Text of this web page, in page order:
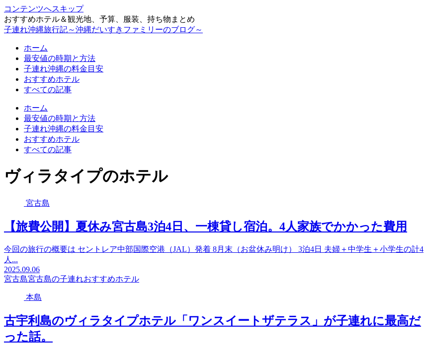
コンテンツへスキップ
おすすめホテル＆観光地、予算、服装、持ち物まとめ
子連れ沖縄旅行記～沖縄だいすきファミリーのブログ～
ホーム
最安値の時期と方法
子連れ沖縄の料金目安
おすすめホテル
すべての記事
ホーム
最安値の時期と方法
子連れ沖縄の料金目安
おすすめホテル
すべての記事
ヴィラタイプのホテル
宮古島
【旅費公開】夏休み宮古島3泊4日、一棟貸し宿泊。4人家族でかかった費用
今回の旅行の概要は セントレア中部国際空港（JAL）発着 8月末（お盆休み明け） 3泊4日 夫婦＋中学生＋小学生の計4
人...
2025.09.06
宮古島宮古島の子連れおすすめホテル
本島
古宇利島のヴィラタイプホテル「ワンスイートザテラス」が子連れに最高だ
った話。